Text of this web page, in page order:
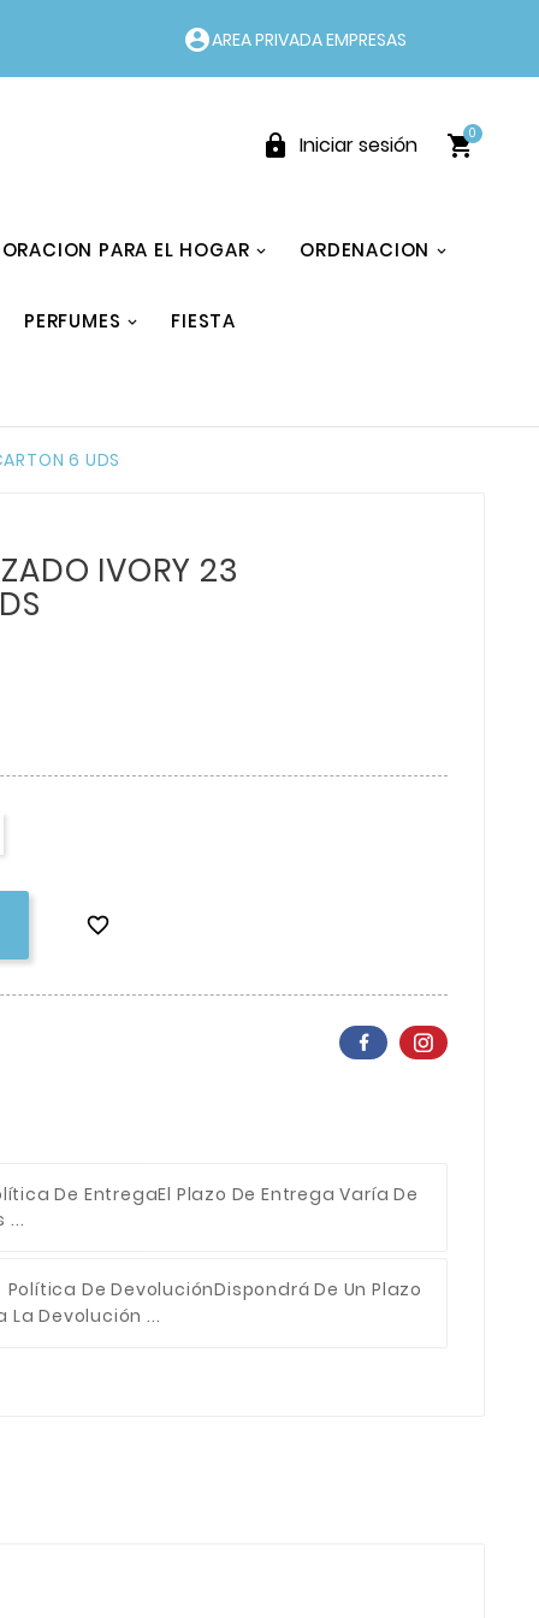
account_circleAREA PRIVADA EMPRESAS
 Iniciar sesión 
0
PARA EL HOGAR ORDENACION
PERFUMES FIESTA
6 UDS
IVORY 23

De EntregaEl Plazo De Entrega Varía De
...
Política De DevoluciónDispondrá De Un Plazo
La Devolución ...